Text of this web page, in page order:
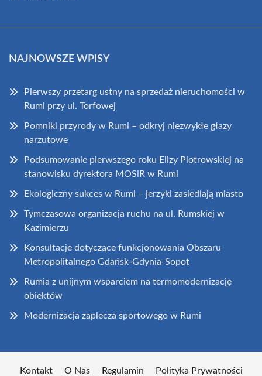
NAJNOWSZE WPISY
Pierwszy przetarg ustny na sprzedaż nieruchomości w
Rumi przy ul. Torfowej
Pomniki przyrody w Rumi – odkryj niezwykłe głazy
narzutowe
Podsumowanie pierwszego roku Elizy Piotrowskiej na
stanowisku dyrektora MOSiR w Rumi
Ekologiczny sukces w Rumi – jerzyki zasiedlają miasto
Tymczasowa organizacja ruchu na ul. Rumskiej w
Kazimierzu
Konsultacje dotyczące funkcjonowania Obszaru
Metropolitalnego Gdańsk-Gdynia-Sopot
Rumia z unijnym wsparciem na termomodernizację
obiektów
Modernizacja zaplecza sportowego w Rumi
Kontakt O Nas Regulamin Polityka Prywatności